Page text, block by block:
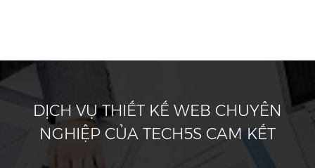
DỊCH VỤ THIẾT KẾ WEB CHUYÊN
NGHIỆP CỦA TECH5S CAM KẾT